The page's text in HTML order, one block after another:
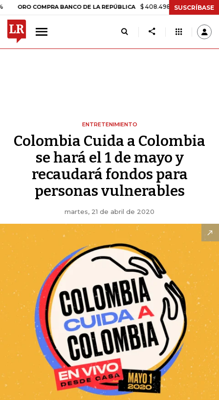
COMPRA BANCO DE LA REPÚBLICA $ 408.498,97 +$ 8.753,81 +2,19%
SUSCRÍBASE
ENTRETENIMIENTO
Colombia Cuida a Colombia
se hará el 1 de mayo y
recaudará fondos para
personas vulnerables
martes, 21 de abril de 2020